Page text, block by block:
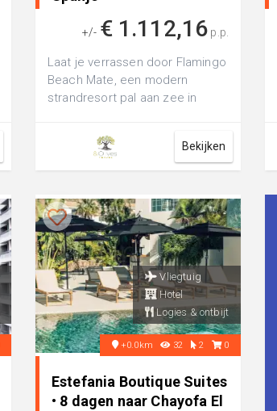
+/- € 1.112,16 p.p.
Laat je verrassen door Flamingo
Beach Mate, een modern
strandresort pal aan zee in
van het ve...
Bekijken
Vliegtuig
Hotel
Logies & ontbijt
+0.0km 32 2 0
Estefania Boutique Suites
• 8 dagen naar Chayofa El